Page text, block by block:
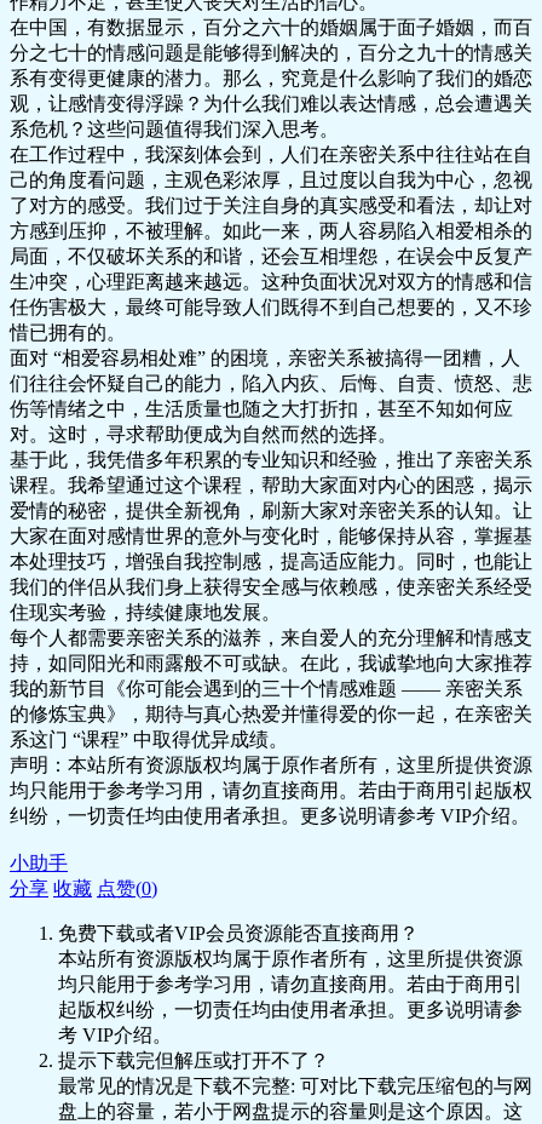
在中国，有数据显示，百分之六十的婚姻属于面子婚姻，而百
分之七十的情感问题是能够得到解决的，百分之九十的情感关
系有变得更健康的潜力。那么，究竟是什么影响了我们的婚恋
观，让感情变得浮躁？为什么我们难以表达情感，总会遭遇关
系危机？这些问题值得我们深入思考。
在工作过程中，我深刻体会到，人们在亲密关系中往往站在自
己的角度看问题，主观色彩浓厚，且过度以自我为中心，忽视
了对方的感受。我们过于关注自身的真实感受和看法，却让对
方感到压抑，不被理解。如此一来，两人容易陷入相爱相杀的
局面，不仅破坏关系的和谐，还会互相埋怨，在误会中反复产
生冲突，心理距离越来越远。这种负面状况对双方的情感和信
任伤害极大，最终可能导致人们既得不到自己想要的，又不珍
惜已拥有的。
面对 “相爱容易相处难” 的困境，亲密关系被搞得一团糟，人
们往往会怀疑自己的能力，陷入内疚、后悔、自责、愤怒、悲
伤等情绪之中，生活质量也随之大打折扣，甚至不知如何应
对。这时，寻求帮助便成为自然而然的选择。
基于此，我凭借多年积累的专业知识和经验，推出了亲密关系
课程。我希望通过这个课程，帮助大家面对内心的困惑，揭示
爱情的秘密，提供全新视角，刷新大家对亲密关系的认知。让
大家在面对感情世界的意外与变化时，能够保持从容，掌握基
本处理技巧，增强自我控制感，提高适应能力。同时，也能让
我们的伴侣从我们身上获得安全感与依赖感，使亲密关系经受
住现实考验，持续健康地发展。
每个人都需要亲密关系的滋养，来自爱人的充分理解和情感支
持，如同阳光和雨露般不可或缺。在此，我诚挚地向大家推荐
我的新节目《你可能会遇到的三十个情感难题 —— 亲密关系
的修炼宝典》，期待与真心热爱并懂得爱的你一起，在亲密关
系这门 “课程” 中取得优异成绩。
声明：本站所有资源版权均属于原作者所有，这里所提供资源
均只能用于参考学习用，请勿直接商用。若由于商用引起版权
纠纷，一切责任均由使用者承担。更多说明请参考 VIP介绍。
小助手
分享 收藏 点赞(0)
免费下载或者VIP会员资源能否直接商用？
本站所有资源版权均属于原作者所有，这里所提供资源
均只能用于参考学习用，请勿直接商用。若由于商用引
起版权纠纷，一切责任均由使用者承担。更多说明请参
考 VIP介绍。
提示下载完但解压或打开不了？
最常见的情况是下载不完整: 可对比下载完压缩包的与网
盘上的容量，若小于网盘提示的容量则是这个原因。这